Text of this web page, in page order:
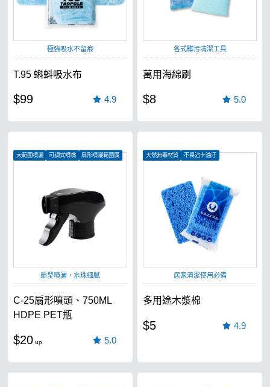
極強吸水不留痕
T.95 蝌蚪吸水布
$99 4.9
各式髒污清潔工具
萬用海綿刷
$8 5.0
大範圍噴灑 可調式噴嘴 扇形噴灑範圍廣
扇型噴灑，水珠細膩
C-25扇形噴頭、750ML
HDPE PET瓶
$20 5.0
天然無毒材質
不易沾卡油汙
居家清潔使用必備
多用途木漿棉
$5 4.9